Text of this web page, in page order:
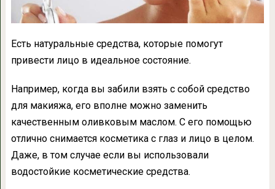
Есть натуральные средства, которые помогут
привести лицо в идеальное состояние.
Например, когда вы забили взять с собой средство
для макияжа, его вполне можно заменить
качественным оливковым маслом. С его помощью
отлично снимается косметика с глаз и лицо в целом.
Даже, в том случае если вы использовали
водостойкие косметические средства.